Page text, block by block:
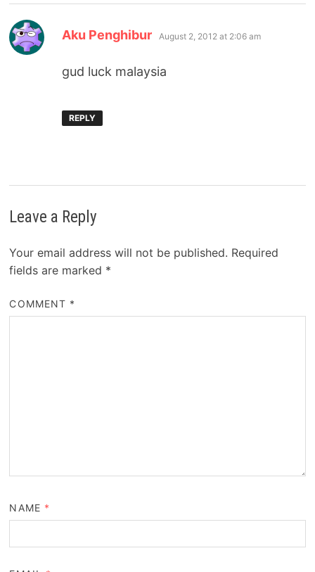
Aku Penghibur says:
August 2, 2012 at 2:06 am
gud luck malaysia
REPLY
Leave a Reply
Your email address will not be published. Required
fields are marked *
COMMENT *
NAME *